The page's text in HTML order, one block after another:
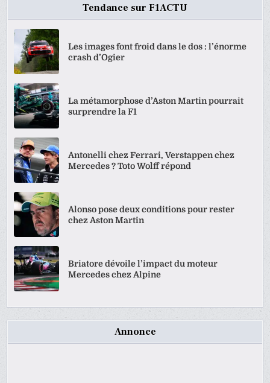
Tendance sur F1ACTU
Les images font froid dans le dos : l’énorme
crash d’Ogier
La métamorphose d’Aston Martin pourrait
surprendre la F1
Antonelli chez Ferrari, Verstappen chez
Mercedes ? Toto Wolff répond
Alonso pose deux conditions pour rester
chez Aston Martin
Briatore dévoile l’impact du moteur
Mercedes chez Alpine
Annonce